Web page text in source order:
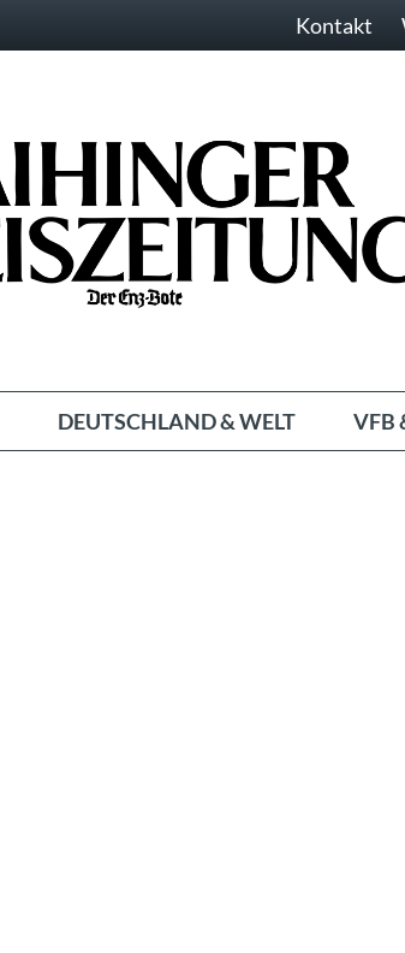
Kontakt
DEUTSCHLAND & WELT VFB